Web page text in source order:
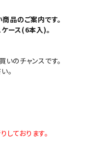
品のご案内です。
ース(6本入)。
のチャンスです。
。
ております。